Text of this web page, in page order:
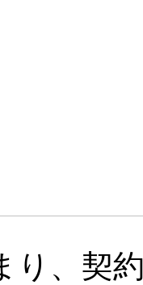
り、契